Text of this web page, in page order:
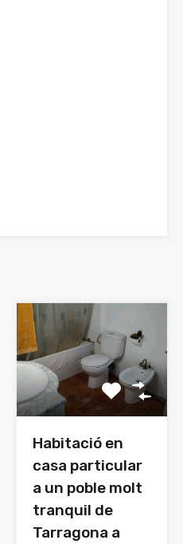
Habitació en
casa particular
a un poble molt
tranquil de
Tarragona a